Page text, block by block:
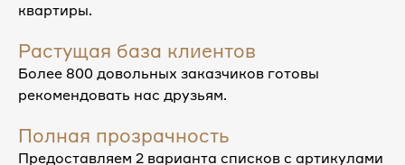
квартиры.
Растущая база клиентов
Более 800 довольных заказчиков готовы
рекомендовать нас друзьям.
Полная прозрачность
Предоставляем 2 варианта списков с артикулами